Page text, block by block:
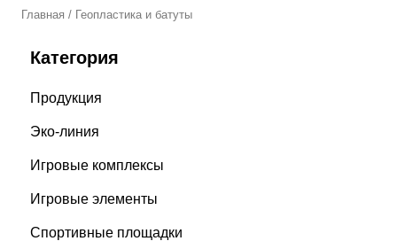
Главная / Геопластика и батуты
Категория
Продукция
Эко-линия
Игровые комплексы
Игровые элементы
Спортивные площадки